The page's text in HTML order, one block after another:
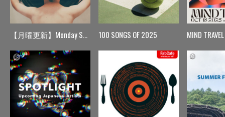
【月曜更新】Monday Spin 100 SONGS OF 2025 MIND TRAVEL